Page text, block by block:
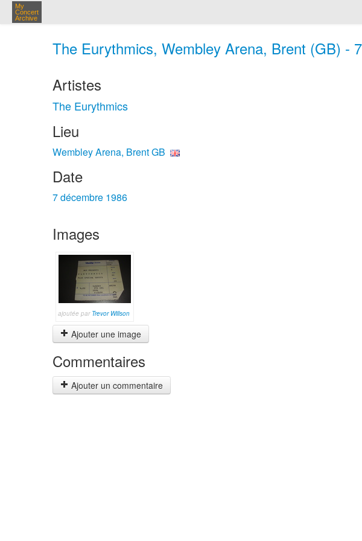
My
Concert
Archive
The Eurythmics, Wembley Arena, Brent (GB) -
Artistes
The Eurythmics
Lieu
Wembley Arena, Brent GB
Date
7 décembre 1986
Images
ajoutée par Trevor Willson
Ajouter une image
Commentaires
Ajouter un commentaire